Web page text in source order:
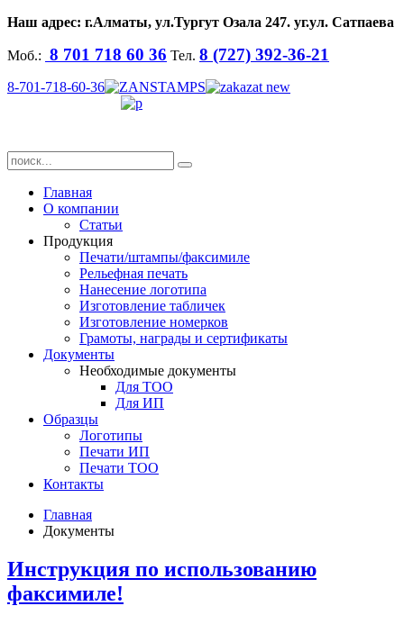
Наш адрес: г.Алматы, ул.Тургут Озала 247. уг.ул. Сатпаева
Моб.: 8 701 718 60 36 Тел. 8 (727) 392-36-21
8-701-718-60-36
Главная
О компании
Статьи
Продукция
Печати/штампы/факсимиле
Рельефная печать
Нанесение логотипа
Изготовление табличек
Изготовление номерков
Грамоты, награды и сертификаты
Документы
Необходимые документы
Для ТОО
Для ИП
Образцы
Логотипы
Печати ИП
Печати ТОО
Контакты
Главная
Документы
Инструкция по использованию
факсимиле!